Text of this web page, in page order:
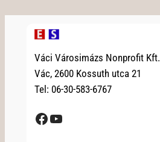
Váci Városimázs Nonprofit Kft.
Vác, 2600 Kossuth utca 21
Tel: 06-30-583-6767
Facebook YouTube